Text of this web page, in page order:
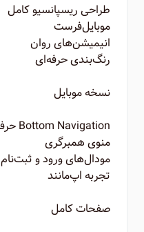
طراحی ریسپانسیو کامل
موبایل‌فرست
انیمیشن‌های روان
رنگ‌بندی حرفه‌ای
نسخه موبایل
Bottom Navigation حرفه‌ای
منوی همبرگری
مودال‌های ورود و ثبت‌نام
تجربه اپ‌مانند
صفحات کامل